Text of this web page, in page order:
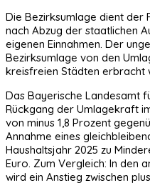
Die Bezirksumlage dient der
nach Abzug der staatlichen
eigenen Einnahmen. Der
Bezirksumlage von den
kreisfreien Städten erbracht
Das Bayerische Landesamt
Rückgang der Umlagekraft
von minus 1,8 Prozent
Annahme eines
Haushaltsjahr 2025 zu
Euro. Zum Vergleich: In den
wird ein Anstieg zwischen